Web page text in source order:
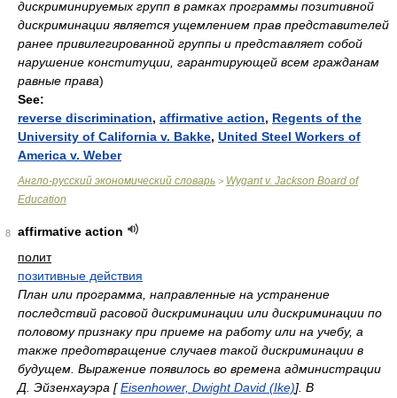
дискриминируемых групп в рамках программы позитивной
дискриминации является ущемлением прав представителей
ранее привилегированной группы и представляет собой
нарушение конституции, гарантирующей всем гражданам
равные права)
See:
reverse discrimination, affirmative action, Regents of the
University of California v. Bakke, United Steel Workers of
America v. Weber
Англо-русский экономический словарь > Wygant v. Jackson Board of
Education
8
affirmative action
полит
позитивные действия
План или программа, направленные на устранение
последствий расовой дискриминации или дискриминации по
половому признаку при приеме на работу или на учебу, а
также предотвращение случаев такой дискриминации в
будущем. Выражение появилось во времена администрации
Д. Эйзенхауэра [Eisenhower, Dwight David (Ike)]. В